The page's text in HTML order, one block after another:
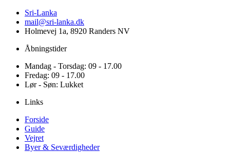
Sri-Lanka
mail@sri-lanka.dk
Holmevej 1a, 8920 Randers NV
Åbningstider
Mandag - Torsdag: 09 - 17.00
Fredag: 09 - 17.00
Lør - Søn: Lukket
Links
Forside
Guide
Vejret
Byer & Seværdigheder